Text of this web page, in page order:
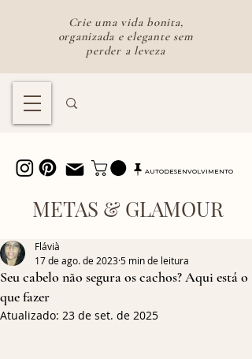
Crie uma vida bonita,
organizada e elegante sem
perder a leveza
AUTODESENVOLVIMENTO
METAS & GLAMOUR
Seu cabelo não segura os cachos? Aqui está o
que fazer
Flávià
17 de ago. de 20235 min de leitura
Atualizado: 23 de set. de 2025